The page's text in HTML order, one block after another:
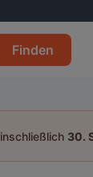
Finden
30.